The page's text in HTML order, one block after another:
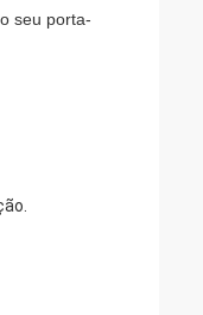
seu porta-